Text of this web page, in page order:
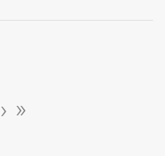
› ››
»